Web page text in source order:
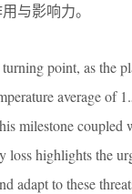
与影响力。
point, as the
average of
milestone coupled
loss highlights the
adapt to these